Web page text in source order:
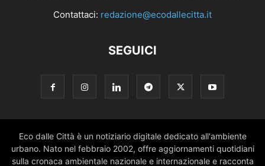
Contattaci: redazione@ecodallecitta.it
SEGUICI
Eco dalle Città è un notiziario digitale dedicato all'ambiente
urbano. Nato nel febbraio 2002, offre aggiornamenti quotidiani
sulla cronaca ambientale nazionale e internazionale e racconta